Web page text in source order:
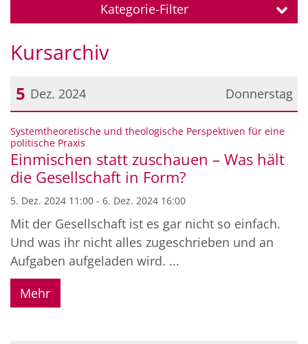
Kategorie-Filter
Kursarchiv
Donnerstag
5 Dez. 2024
Datum: 5. Dezember 2024
Systemtheoretische und theologische Perspektiven für eine
politische Praxis
Einmischen statt zuschauen – Was hält
die Gesellschaft in Form?
5. Dez. 2024 11:00 - 6. Dez. 2024 16:00
Mit der Gesellschaft ist es gar nicht so einfach.
Und was ihr nicht alles zugeschrieben und an
Aufgaben aufgeladen wird. ...
Mehr